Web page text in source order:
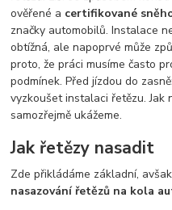
ověřené a certifikované
značky automobilů. Instalace
obtížná, ale napoprvé může
proto, že práci musíme často
podmínek. Před jízdou do
vyzkoušet instalaci řetězu. Jak
samozřejmě ukážeme.
Jak řetězy nasadit
Zde přikládáme základní,
nasazování řetězů na kola